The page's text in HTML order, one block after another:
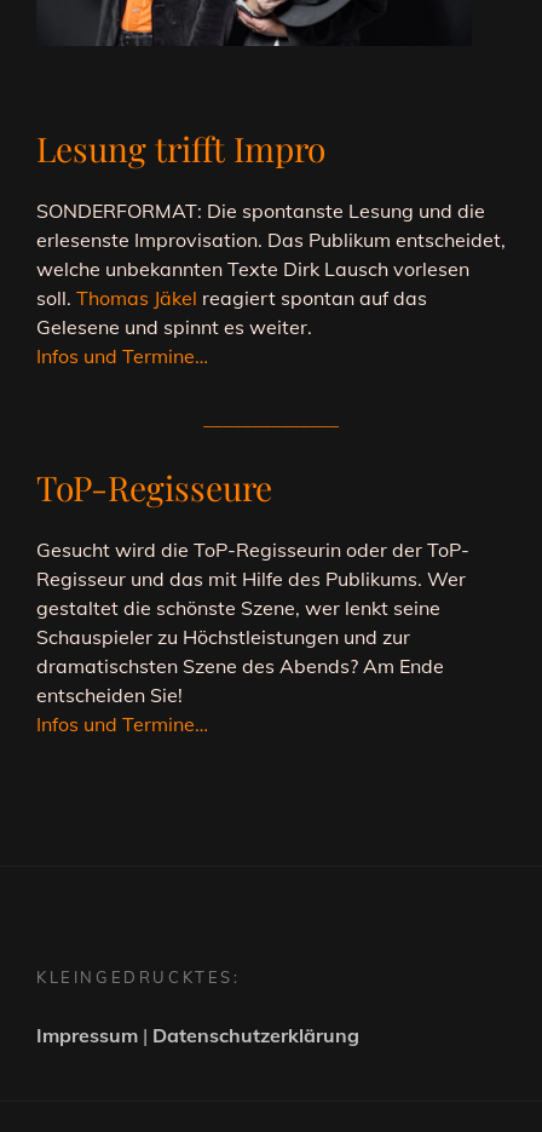
Lesung trifft Impro
SONDERFORMAT: Die spontanste Lesung und die
erlesenste Improvisation. Das Publikum entscheidet,
welche unbekannten Texte Dirk Lausch vorlesen
soll. Thomas Jäkel reagiert spontan auf das
Gelesene und spinnt es weiter.
Infos und Termine…
ToP-Regisseure
Gesucht wird die ToP-Regisseurin oder der ToP-
Regisseur und das mit Hilfe des Publikums. Wer
gestaltet die schönste Szene, wer lenkt seine
Schauspieler zu Höchstleistungen und zur
dramatischsten Szene des Abends? Am Ende
entscheiden Sie!
Infos und Termine…
KLEINGEDRUCKTES:
Impressum | Datenschutzerklärung